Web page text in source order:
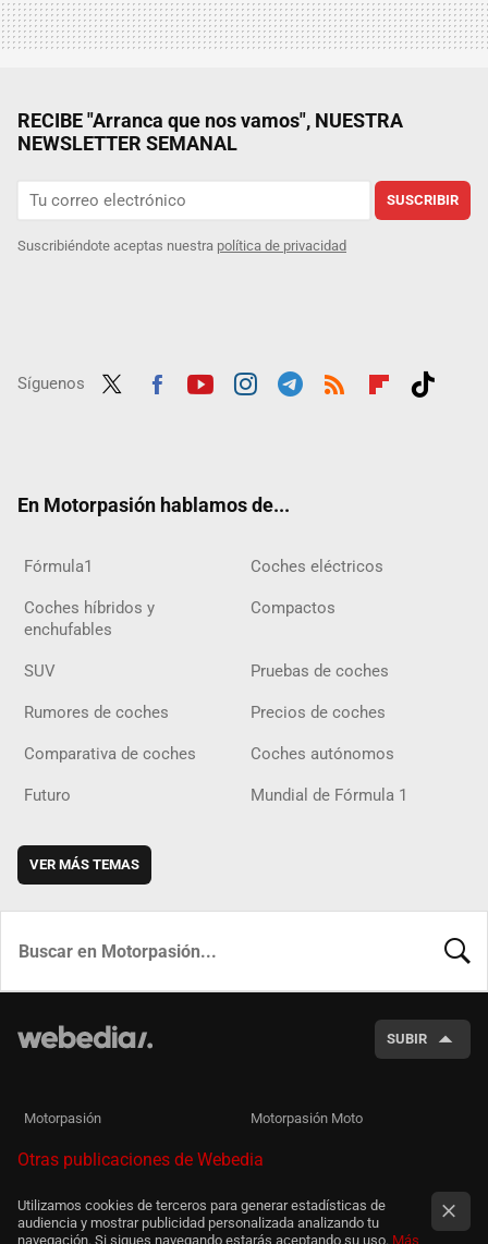
RECIBE "Arranca que nos vamos", NUESTRA
NEWSLETTER SEMANAL
SUSCRIBIR
Suscribiéndote aceptas nuestra política de privacidad
Síguenos
En Motorpasión hablamos de...
Fórmula1 Coches eléctricos
Coches híbridos y
enchufables
Compactos
SUV Pruebas de coches
Rumores de coches Precios de coches
Comparativa de coches Coches autónomos
Futuro Mundial de Fórmula 1
VER MÁS TEMAS
SUBIR
Motorpasión Motorpasión Moto
Otras publicaciones de Webedia
Utilizamos cookies de terceros para generar estadísticas de
audiencia y mostrar publicidad personalizada analizando tu
navegación. Si sigues navegando estarás aceptando su uso. Más